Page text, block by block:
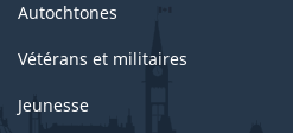
Autochtones
Vétérans et militaires
Jeunesse